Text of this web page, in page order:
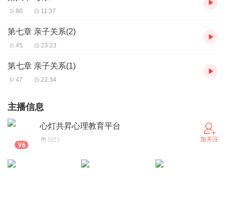
80 11:37
第七章 亲子关系(2)
45 23:23
第七章 亲子关系(1)
47 22:34
主播信息
心灯共昇心理教育平台
1023 加关注